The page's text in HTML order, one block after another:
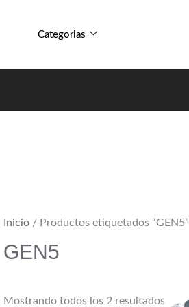
Categorias
Inicio/ Productos etiquetados “GEN5”
GEN5
Mostrando todos los 2 resultados